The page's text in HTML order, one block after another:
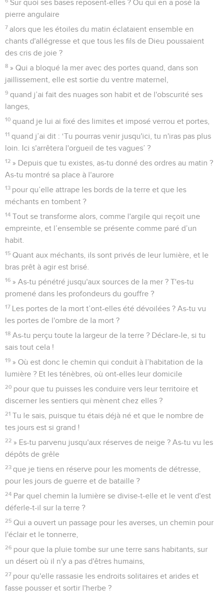
Sur quoi ses bases reposent-elles ? Ou qui en a posé la
pierre angulaire
7 alors que les étoiles du matin éclataient ensemble en
chants d'allégresse et que tous les fils de Dieu poussaient
des cris de joie ?
8 » Qui a bloqué la mer avec des portes quand, dans son
jaillissement, elle est sortie du ventre maternel,
9 quand j’ai fait des nuages son habit et de l'obscurité ses
langes,
10 quand je lui ai fixé des limites et imposé verrou et portes,
11 quand j’ai dit : ‘Tu pourras venir jusqu'ici, tu n'iras pas plus
loin. Ici s'arrêtera l'orgueil de tes vagues’ ?
12 » Depuis que tu existes, as-tu donné des ordres au matin ?
As-tu montré sa place à l'aurore
13 pour qu’elle attrape les bords de la terre et que les
méchants en tombent ?
14 Tout se transforme alors, comme l'argile qui reçoit une
empreinte, et l’ensemble se présente comme paré d’un
habit.
15 Quant aux méchants, ils sont privés de leur lumière, et le
bras prêt à agir est brisé.
16 » As-tu pénétré jusqu'aux sources de la mer ? T'es-tu
promené dans les profondeurs du gouffre ?
17 Les portes de la mort t’ont-elles été dévoilées ? As-tu vu
les portes de l'ombre de la mort ?
18 As-tu perçu toute la largeur de la terre ? Déclare-le, si tu
sais tout cela !
19 » Où est donc le chemin qui conduit à l’habitation de la
lumière ? Et les ténèbres, où ont-elles leur domicile
20 pour que tu puisses les conduire vers leur territoire et
discerner les sentiers qui mènent chez elles ?
21 Tu le sais, puisque tu étais déjà né et que le nombre de
tes jours est si grand !
22 » Es-tu parvenu jusqu'aux réserves de neige ? As-tu vu les
dépôts de grêle
23 que je tiens en réserve pour les moments de détresse,
pour les jours de guerre et de bataille ?
24 Par quel chemin la lumière se divise-t-elle et le vent d'est
déferle-t-il sur la terre ?
25 Qui a ouvert un passage pour les averses, un chemin pour
l'éclair et le tonnerre,
26 pour que la pluie tombe sur une terre sans habitants, sur
un désert où il n'y a pas d'êtres humains,
27 pour qu'elle rassasie les endroits solitaires et arides et
fasse pousser et sortir l'herbe ?